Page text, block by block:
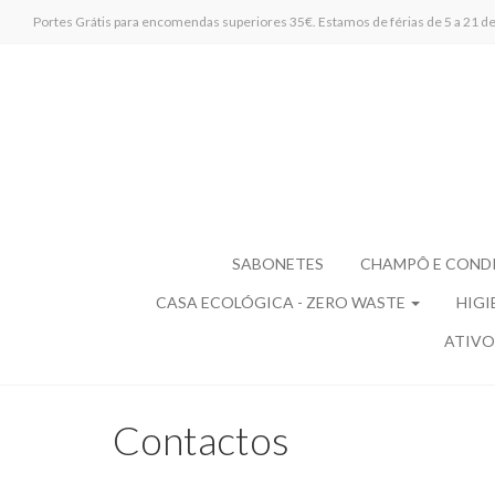
Portes Grátis para encomendas superiores 35€. Estamos de férias de 5 a 21
SABONETES CHAMPÔ E
CASA ECOLÓGICA - ZERO WASTE
Contactos